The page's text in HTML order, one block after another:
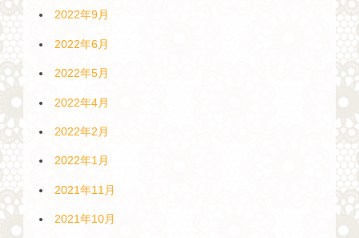
2022年9月
2022年6月
2022年5月
2022年4月
2022年2月
2022年1月
2021年11月
2021年10月